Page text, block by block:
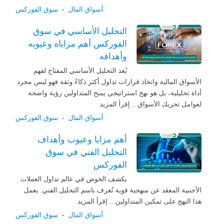
أسواق المال - سوق الفوركس
التحليل الأساسي في سوق
الفوركس أهم مزاياه وعيوبه
وأهدافه
يُعد التحليل الأساسي المفتاح لفهم
الأسواق المالية واتخاذ قرارات تداول أكثر ذكاءً وثقة فهو ليس مجرد
أداة تحليلية، بل هو نهج استراتيجي يمنح المتداولين رؤية واضحة
لعوامل تحريك الأسواق .. إقرأ المزيد
أسواق المال - سوق الفوركس
أهم مزايا وعيوب وأهداف
التحليل الفني في سوق
الفوركس
يكشف الخوض في عالم تداول العملات
الأجنبية المعقد عن منهجية قوية تُعرف باسم التحليل الفني. يعمل
هذا النهج على تمكين المتداولين .. إقرأ المزيد
أسواق المال - سوق الفوركس